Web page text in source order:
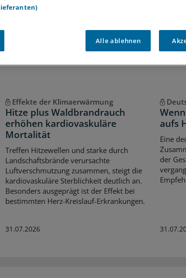
Effekte der Klimaerwärmung
Hitze plus Waldbrandrauch
erhöhen kardiovaskuläre
Mortalität
Treffen Hitzewellen und starke durch
Landschaftsbrände verursachte
Luftverschmutzung zusammen, steigt die
kardiovaskuläre Sterblichkeit deutlich an.
Besonders ausgeprägt ist der Effekt bei
bestimmten Herz-Kreislauf-Erkrankungen.
31.07.2026
aufs
Eine
der
Alle ablehnen